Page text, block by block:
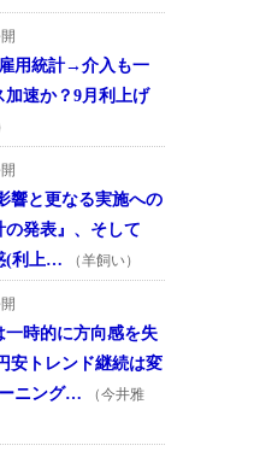
雇用統計→介入も一
速か？9月利上げ
響と更なる実施への
発表』、そして
(利上…
（羊飼い）
一時的に方向感を失
安トレンド継続は変
ニング…
（今井雅